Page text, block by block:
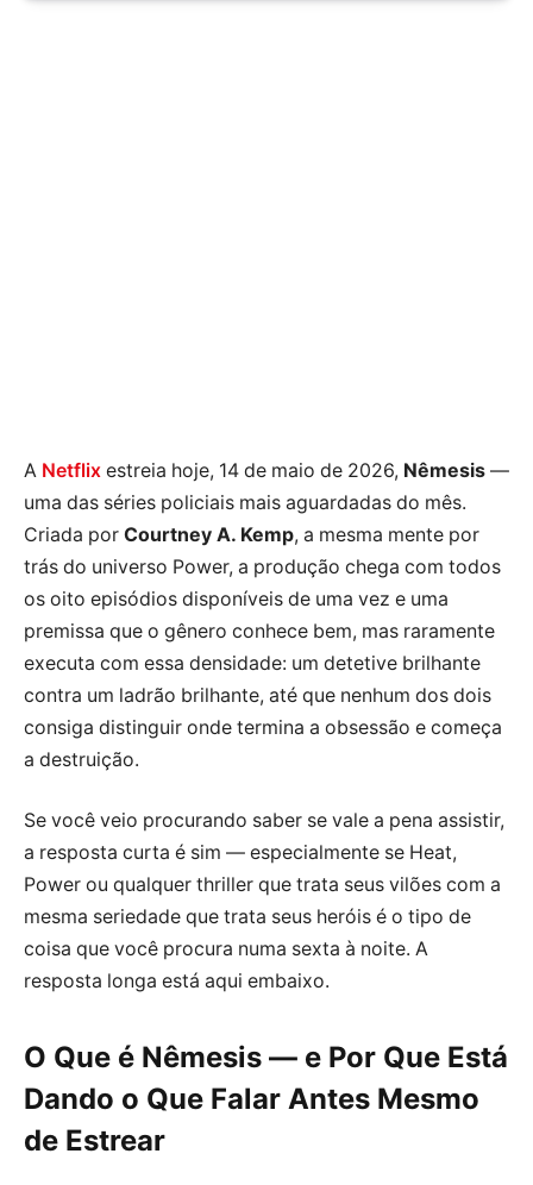
A Netflix estreia hoje, 14 de maio de 2026, Nêmesis —
uma das séries policiais mais aguardadas do mês.
Criada por Courtney A. Kemp, a mesma mente por
trás do universo Power, a produção chega com todos
os oito episódios disponíveis de uma vez e uma
premissa que o gênero conhece bem, mas raramente
executa com essa densidade: um detetive brilhante
contra um ladrão brilhante, até que nenhum dos dois
consiga distinguir onde termina a obsessão e começa
a destruição.
Se você veio procurando saber se vale a pena assistir,
a resposta curta é sim — especialmente se Heat,
Power ou qualquer thriller que trata seus vilões com a
mesma seriedade que trata seus heróis é o tipo de
coisa que você procura numa sexta à noite. A
resposta longa está aqui embaixo.
O Que é Nêmesis — e Por Que Está
Dando o Que Falar Antes Mesmo
de Estrear